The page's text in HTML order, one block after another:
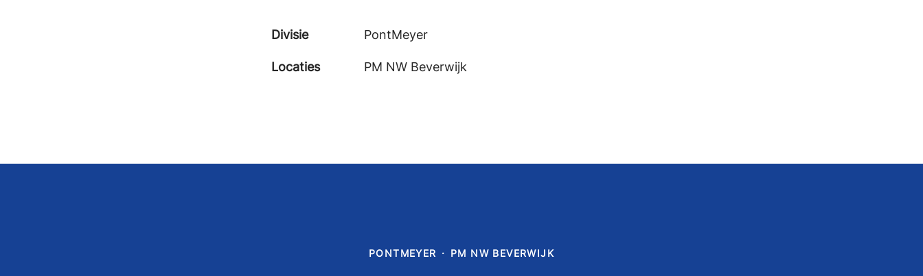
Divisie PontMeyer
Locaties PM NW Beverwijk
PONTMEYER · PM NW BEVERWIJK